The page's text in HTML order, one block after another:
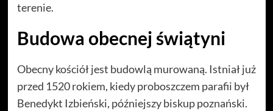
terenie.
Budowa obecnej świątyni
Obecny kościół jest budowlą murowaną. Istniał już
przed 1520 rokiem, kiedy proboszczem parafii był
Benedykt Izbieński, późniejszy biskup poznański.